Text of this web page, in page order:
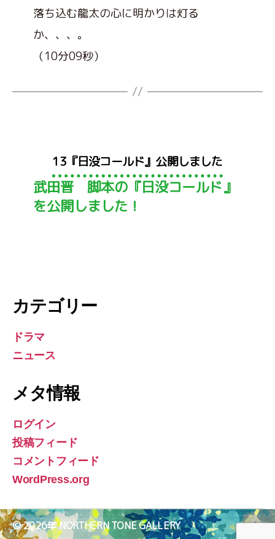
落ち込む龍太の心に明かりは灯る
か、、、。
（10分09秒）
カ
テ
ゴ
13『日没コールド』公開しました
武田晋 脚本の『日没コールド』
を公開しました！
カテゴリー
ドラマ
ニュース
メタ情報
ログイン
投稿フィード
コメントフィード
WordPress.org
© 2026年NORTHERN TONE GALLERY 上↑